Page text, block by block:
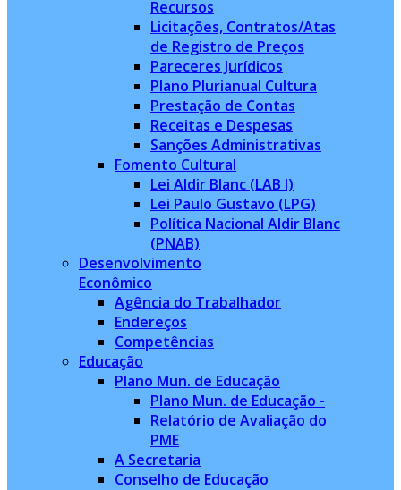
Recursos
Licitações, Contratos/Atas
de Registro de Preços
Pareceres Jurídicos
Plano Plurianual Cultura
Prestação de Contas
Receitas e Despesas
Sanções Administrativas
Fomento Cultural
Lei Aldir Blanc (LAB I)
Lei Paulo Gustavo (LPG)
Política Nacional Aldir Blanc
(PNAB)
Desenvolvimento
Econômico
Agência do Trabalhador
Endereços
Competências
Educação
Plano Mun. de Educação
Plano Mun. de Educação -
Relatório de Avaliação do
PME
A Secretaria
Conselho de Educação